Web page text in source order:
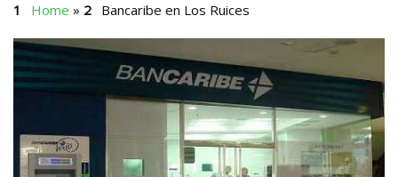
Home » Bancaribe en Los Ruices